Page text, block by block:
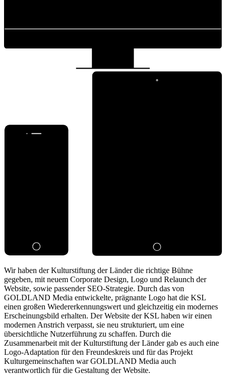
Wir haben der Kulturstiftung der Länder die richtige Bühne
gegeben, mit neuem Corporate Design, Logo und Relaunch der
Website, sowie passender SEO-Strategie. Durch das von
GOLDLAND Media entwickelte, prägnante Logo hat die KSL
einen großen Wiedererkennungswert und gleichzeitig ein modernes
Erscheinungsbild erhalten. Der Website der KSL haben wir einen
modernen Anstrich verpasst, sie neu strukturiert, um eine
übersichtliche Nutzerführung zu schaffen. Durch die
Zusammenarbeit mit der Kulturstiftung der Länder gab es auch eine
Logo-Adaptation für den Freundeskreis und für das Projekt
Kulturgemeinschaften war GOLDLAND Media auch
verantwortlich für die Gestaltung der Website.